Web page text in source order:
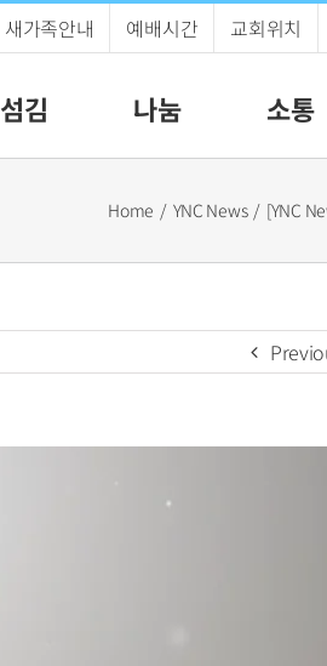
새가족안내 예배시간 교회위치
섬김 나눔 소통
Home YNC News [YNC